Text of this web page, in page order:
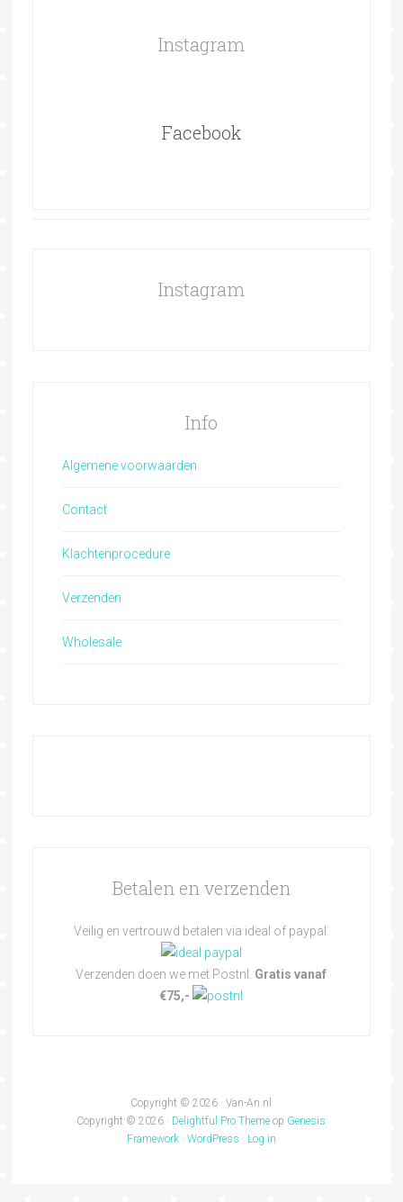
Instagram
Facebook
Instagram
Info
Algemene voorwaarden
Contact
Klachtenprocedure
Verzenden
Wholesale
Betalen en verzenden
Veilig en vertrouwd betalen via ideal of paypal.
Verzenden doen we met Postnl. Gratis vanaf
€75,-
Copyright © 2026 · Van-An.nl
Copyright © 2026 · Delightful Pro Theme op Genesis
Framework· WordPress · Log in